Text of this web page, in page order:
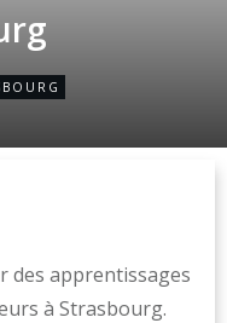
des apprentissages
à Strasbourg.